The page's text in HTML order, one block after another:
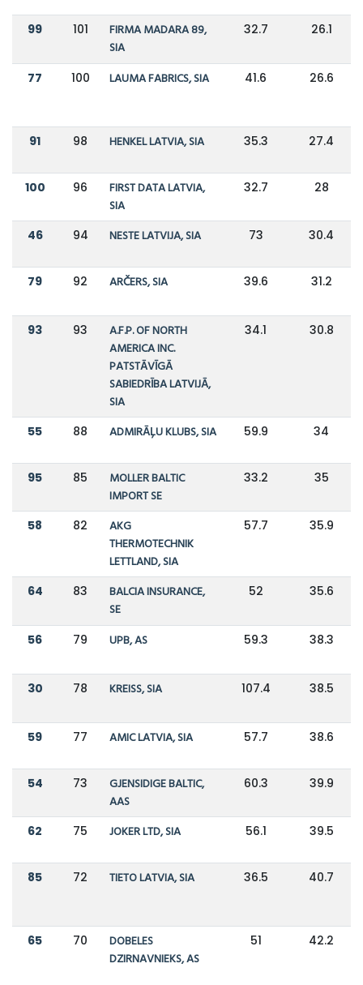
99 101
FIRMA MADARA 89,
SIA
32.7 26.1
77 100 LAUMA FABRICS, SIA 41.6 26.6
91 98 HENKEL LATVIA, SIA 35.3 27.4
100 96
FIRST DATA LATVIA,
SIA
32.7 28
46 94 NESTE LATVIJA, SIA 73 30.4
79 92 ARČERS, SIA 39.6 31.2
93 93
A.F.P. OF NORTH
AMERICA INC.
PATSTĀVĪGĀ
SABIEDRĪBA LATVIJĀ,
SIA
34.1 30.8
55 88 ADMIRĀĻU KLUBS, SIA 59.9 34
95 85
MOLLER BALTIC
IMPORT SE
33.2 35
58 82
AKG
THERMOTECHNIK
LETTLAND, SIA
57.7 35.9
64 83
BALCIA INSURANCE,
SE
52 35.6
56 79 UPB, AS 59.3 38.3
30 78 KREISS, SIA 107.4 38.5
59 77 AMIC LATVIA, SIA 57.7 38.6
54 73
GJENSIDIGE BALTIC,
AAS
60.3 39.9
62 75 JOKER LTD, SIA 56.1 39.5
85 72 TIETO LATVIA, SIA 36.5 40.7
65 70
DOBELES
DZIRNAVNIEKS, AS
51 42.2